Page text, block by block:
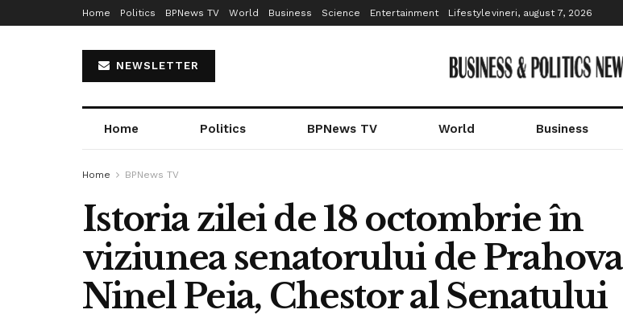
Home Politics BPNews TV World Business Science Entertainment Lifestylevineri, august 7, 2026
NEWSLETTER
Home Politics BPNews TV World Business
Home BPNews TV
Istoria zilei de 18 octombrie în
viziunea senatorului de Prahova
Ninel Peia, Chestor al Senatului